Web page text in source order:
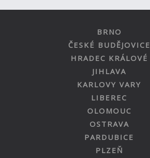
BRNO
ČESKÉ BUDĚJOVICE
HRADEC KRÁLOVÉ
JIHLAVA
KARLOVY VARY
LIBEREC
OLOMOUC
OSTRAVA
PARDUBICE
PLZEŇ